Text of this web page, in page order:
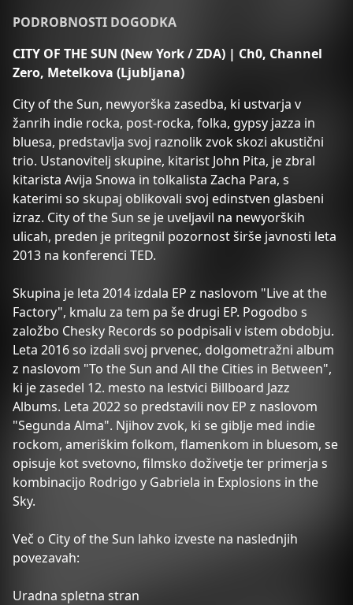
PODROBNOSTI DOGODKA
CITY OF THE SUN (New York / ZDA) | Ch0, Channel
Zero, Metelkova (Ljubljana)
City of the Sun, newyorška zasedba, ki ustvarja v
žanrih indie rocka, post-rocka, folka, gypsy jazza in
bluesa, predstavlja svoj raznolik zvok skozi akustični
trio. Ustanovitelj skupine, kitarist John Pita, je zbral
kitarista Avija Snowa in tolkalista Zacha Para, s
katerimi so skupaj oblikovali svoj edinstven glasbeni
izraz. City of the Sun se je uveljavil na newyorških
ulicah, preden je pritegnil pozornost širše javnosti leta
2013 na konferenci TED.
Skupina je leta 2014 izdala EP z naslovom "Live at the
Factory", kmalu za tem pa še drugi EP. Pogodbo s
založbo Chesky Records so podpisali v istem obdobju.
Leta 2016 so izdali svoj prvenec, dolgometražni album
z naslovom "To the Sun and All the Cities in Between",
ki je zasedel 12. mesto na lestvici Billboard Jazz
Albums. Leta 2022 so predstavili nov EP z naslovom
"Segunda Alma". Njihov zvok, ki se giblje med indie
rockom, ameriškim folkom, flamenkom in bluesom, se
opisuje kot svetovno, filmsko doživetje ter primerja s
kombinacijo Rodrigo y Gabriela in Explosions in the
Sky.
Več o City of the Sun lahko izveste na naslednjih
povezavah:
Uradna spletna stran